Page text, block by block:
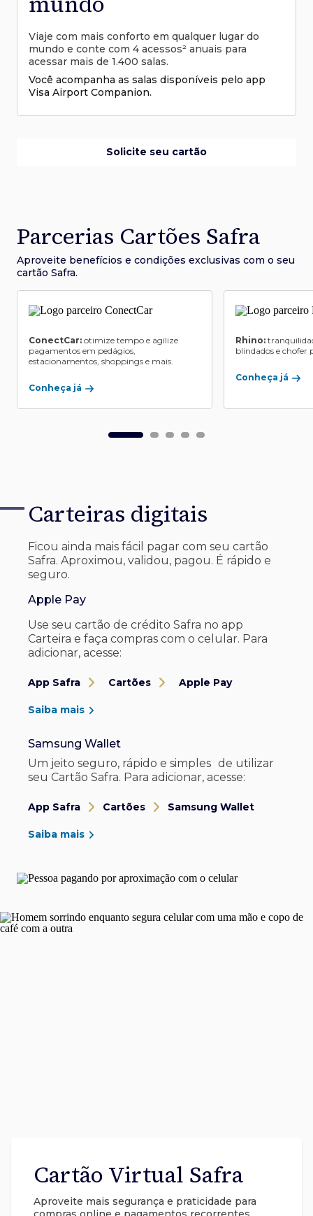
Viaje com mais conforto em qualquer lugar do
mundo e conte com 4 acessos² anuais para
acessar mais de 1.400 salas.
Você acompanha as salas disponíveis pelo app
Visa Airport Companion.
Solicite seu cartão
Parcerias Cartões Safra
Aproveite benefícios e condições exclusivas com o seu
cartão Safra.
ConectCar: otimize tempo e agilize
pagamentos em pedágios,
estacionamentos, shoppings e mais.
Conheça já
Rhino:
blindados e chofer
Conheça já
Carteiras digitais
Ficou ainda mais fácil pagar com seu cartão
Safra. Aproximou, validou, pagou. É rápido e
seguro.
Apple Pay
Use seu cartão de crédito Safra no app
Carteira e faça compras com o celular. Para
adicionar, acesse:
App Safra Cartões Apple Pay
Saiba mais
Samsung Wallet
Um jeito seguro, rápido e simples de utilizar
seu Cartão Safra. Para adicionar, acesse:
App Safra Cartões Samsung Wallet
Saiba mais
Cartão Virtual Safra
Aproveite mais segurança e praticidade para